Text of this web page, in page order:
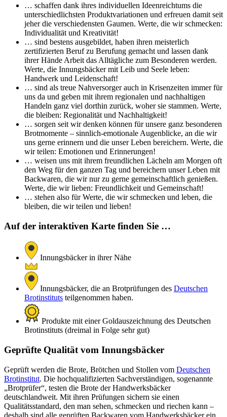
… schaffen dank ihres individuellen Ideenreichtums die
unterschiedlichsten Produktvariationen und erfreuen damit seit
jeher die verschiedensten Gaumen. Werte, die wir schmecken:
Individualität und Kreativität!
… sind bestens ausgebildet, haben ihren meisterlich
zertifizierten Beruf zu Berufung gemacht und lassen dank
ihrer Hände Arbeit das Alltägliche zum Besonderen werden.
Werte, die Innungsbäcker mit Leib und Seele leben:
Handwerk und Leidenschaft!
… sind als treue Nahversorger auch in Krisenzeiten immer für
uns da und geben mit ihrem regionalen und nachhaltigen
Handeln ganz viel dorthin zurück, woher sie stammen. Werte,
die bleiben: Regionalität und Nachhaltigkeit!
… sorgen seit wir denken können für unsere ganz besonderen
Brotmomente – sinnlich-emotionale Augenblicke, an die wir
uns gerne erinnern und die unser Leben bereichern. Werte, die
wir teilen: Emotionen und Erinnerungen!
… weisen uns mit ihrem freundlichen Lächeln am Morgen oft
den Weg für den ganzen Tag und bereichern unser Leben mit
Backwaren, die wir nur zu gerne gemeinschaftlich genießen.
Werte, die wir lieben: Freundlichkeit und Gemeinschaft!
… stehen also für Werte, die wir schmecken und leben, die
bleiben, die wir teilen und lieben!
Auf der interaktiven Karte finden Sie …
Innungsbäcker in ihrer Nähe
Innungsbäcker, die an Brotprüfungen des Deutschen
Brotinstituts teilgenommen haben.
Produkte mit einer Goldauszeichnung des Deutschen
Brotinstituts (dreimal in Folge sehr gut)
Geprüfte Qualität vom Innungsbäcker
Geprüft werden die Brote, Brötchen und Stollen vom Deutschen
Brotinstitut. Die hochqualifizierten Sachverständigen, sogenannte
„Brotprüfer“, testen die Brote der Handwerksbäcker
deutschlandweit. Mit ihren Prüfungen sichern sie einen
Qualitätsstandard, den man sehen, schmecken und riechen kann –
deshalb sind alle geprüften Backwaren vom Handwerksbäcker ein